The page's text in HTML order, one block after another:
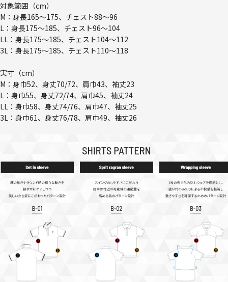
対象範囲（cm）
M：身長165～175、チェスト88～96
L：身長175～185、チェスト96～104
LL：身長175～185、チェスト104～112
3L：身長175～185、チェスト110～118
実寸（cm）
M：身巾52、身丈70/72、肩巾43、袖丈23
L：身巾55、身丈72/74、肩巾45、袖丈24
LL：身巾58、身丈74/76、肩巾47、袖丈25
3L：身巾61、身丈76/78、肩巾49、袖丈26